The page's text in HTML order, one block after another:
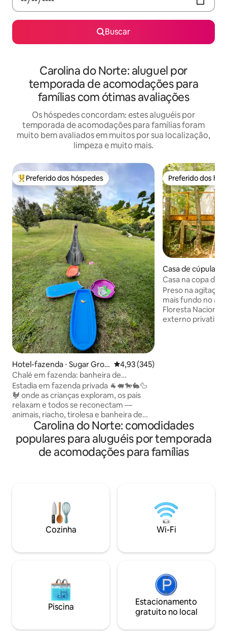
Buscar
Carolina do Norte: aluguel por
temporada de acomodações para
famílias com ótimas avaliações
Os hóspedes concordam: estes aluguéis por
temporada de acomodações para famílias foram
muito bem avaliados em muitos por sua localização,
limpeza e muito mais.
Entre os melhores preferidos dos hóspedes
Preferido dos hóspedes
Hotel-fazenda ⋅ Sugar Grov
e
4,93 de uma avaliação média de
4,93 (345)
Chalé em fazenda: banheira de
hidromassagem, riacho, animais e
tirolesa
Estadia em fazenda privada 🐐🐖🐎🐇🦆
🐓 onde as crianças exploram, os pais
relaxam e todos se reconectam —
animais, riacho, tirolesa e banheira de
hidromassagem incluídos. Projetado
para famílias/casais que querem espaço,
aventura e algo verdadeiramente
diferente. 🌄 Escolha a EXPERIÊNCIA ✔
machado ✔ Riacho de truta abastecido
✔ Aviário, lagoas e caminhadas ✔ Pesca,
boia-cross e trampolim ✔ Estadia
romântica e/ou para famílias Apenas 20-
Preferido dos
Preferido dos
Casa de cúpula ⋅
Casa na copa das
para a montanha
Preso na
mais fundo no ar
Floresta Nacional
externo privativo
autossuficiente
aqui são mais
Leia todas as
Carolina do Norte: comodidades
populares para aluguéis por temporada
de acomodações para famílias
Cozinha Wi-Fi
Piscina
Estacionamento
gratuito no local